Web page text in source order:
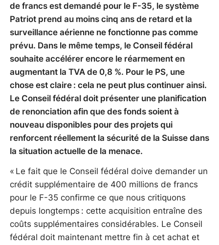
de francs est demandé pour le F-35, le système
Patriot prend au moins cinq ans de retard et la
surveillance aérienne ne fonctionne pas comme
prévu. Dans le même temps, le Conseil fédéral
souhaite accélérer encore le réarmement en
augmentant la TVA de 0,8 %. Pour le PS, une
chose est claire : cela ne peut plus continuer ainsi.
Le Conseil fédéral doit présenter une planification
de renonciation afin que des fonds soient à
nouveau disponibles pour des projets qui
renforcent réellement la sécurité de la Suisse dans
la situation actuelle de la menace.
« Le fait que le Conseil fédéral doive demander un
crédit supplémentaire de 400 millions de francs
pour le F-35 confirme ce que nous critiquons
depuis longtemps : cette acquisition entraîne des
coûts supplémentaires considérables. Le Conseil
fédéral doit maintenant mettre fin à cet achat et